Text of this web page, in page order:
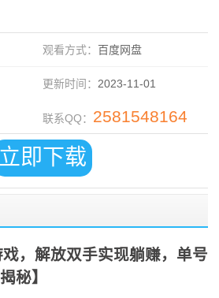
观看方式： 百度网盘
更新时间： 2023-11-01
联系QQ： 2581548164
立即下载
，解放双手实现躺赚，单号
秘】